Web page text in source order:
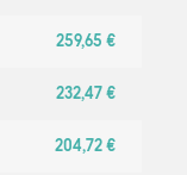
259,65 €
232,47 €
204,72 €